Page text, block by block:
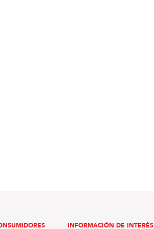
INFORMACIÓN DE INTERÉS